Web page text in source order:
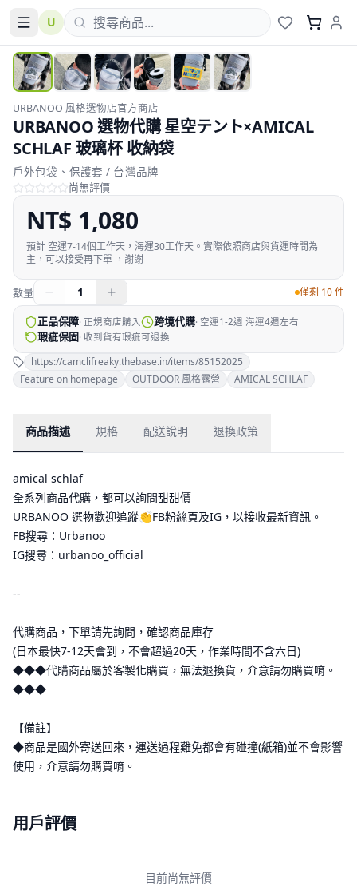
U
URBANOO 風格選物店官方商店
URBANOO 選物代購 星空テント×AMICAL
SCHLAF 玻璃杯 收納袋
戶外包袋、保護套 / 台灣品牌
尚無評價
NT$ 1,080
預計 空運7-14個工作天，海運30工作天。實際依照商店與貨運時間為
主，可以接受再下單 ，謝謝
數量 1 僅剩 10 件
正品保障· 正規商店購入 跨境代購· 空運1-2週 海運4週左右
瑕疵保固· 收到貨有瑕疵可退換
https://camclifreaky.thebase.in/items/85152025
Feature on homepage
OUTDOOR 風格露營 AMICAL SCHLAF
商品描述 規格 配送說明 退換政策
amical schlaf
全系列商品代購，都可以詢問甜甜價
URBANOO 選物歡迎追蹤👏FB粉絲頁及IG，以接收最新資訊。
FB搜尋：Urbanoo
IG搜尋：urbanoo_official
--
代購商品，下單請先詢問，確認商品庫存
(日本最快7-12天會到，不會超過20天，作業時間不含六日)
◆◆◆代購商品屬於客製化購買，無法退換貨，介意請勿購買唷。
◆◆◆
【備註】
◆商品是國外寄送回來，運送過程難免都會有碰撞(紙箱)並不會影響
使用，介意請勿購買唷。
用戶評價
目前尚無評價